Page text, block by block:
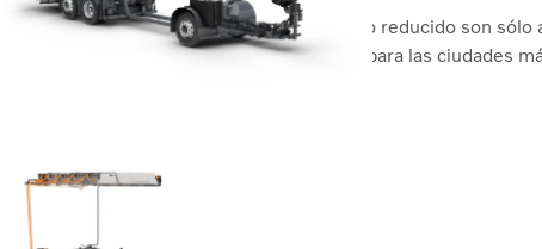
Alta potencia, bajo peso y un radio de giro reducido son
hacen que el Volvo B8R LE sea perfecto para las ciudades
Volvo BZL Eléctrico